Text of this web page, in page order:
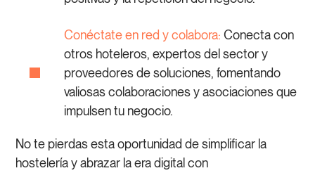
Conéctate en red y colabora: Conecta con
otros hoteleros, expertos del sector y
proveedores de soluciones, fomentando
valiosas colaboraciones y asociaciones que
impulsen tu negocio.
No te pierdas esta oportunidad de simplificar la
hostelería y abrazar la era digital con